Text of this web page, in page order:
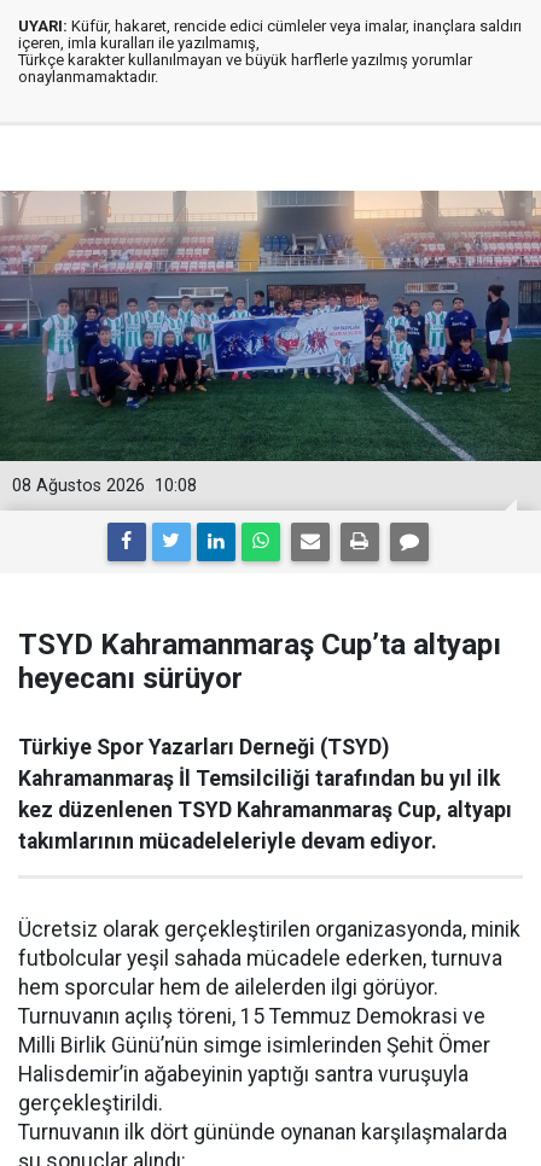
UYARI: Küfür, hakaret, rencide edici cümleler veya imalar, inançlara saldırı
içeren, imla kuralları ile yazılmamış,
Türkçe karakter kullanılmayan ve büyük harflerle yazılmış yorumlar
onaylanmamaktadır.
10:08
08 Ağustos 2026
TSYD Kahramanmaraş Cup’ta altyapı
heyecanı sürüyor
Türkiye Spor Yazarları Derneği (TSYD)
Kahramanmaraş İl Temsilciliği tarafından bu yıl ilk
kez düzenlenen TSYD Kahramanmaraş Cup, altyapı
takımlarının mücadeleleriyle devam ediyor.
Ücretsiz olarak gerçekleştirilen organizasyonda, minik
futbolcular yeşil sahada mücadele ederken, turnuva
hem sporcular hem de ailelerden ilgi görüyor.
Turnuvanın açılış töreni, 15 Temmuz Demokrasi ve
Milli Birlik Günü’nün simge isimlerinden Şehit Ömer
Halisdemir’in ağabeyinin yaptığı santra vuruşuyla
gerçekleştirildi.
Turnuvanın ilk dört gününde oynanan karşılaşmalarda
şu sonuçlar alındı: